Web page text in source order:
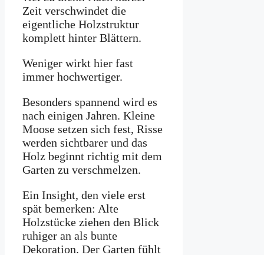
Zeit verschwindet die
eigentliche Holzstruktur
komplett hinter Blättern.
Weniger wirkt hier fast
immer hochwertiger.
Besonders spannend wird es
nach einigen Jahren. Kleine
Moose setzen sich fest, Risse
werden sichtbarer und das
Holz beginnt richtig mit dem
Garten zu verschmelzen.
Ein Insight, den viele erst
spät bemerken: Alte
Holzstücke ziehen den Blick
ruhiger an als bunte
Dekoration. Der Garten fühlt